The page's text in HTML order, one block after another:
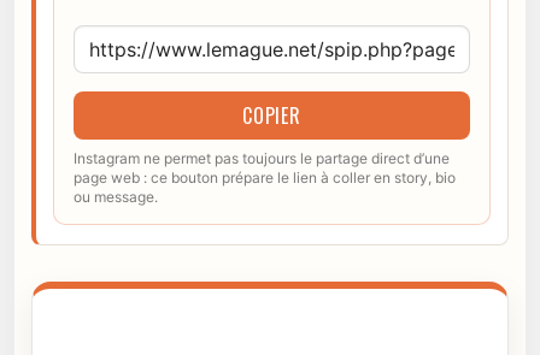
COPIER
Instagram ne permet pas toujours le partage direct d’une
page web : ce bouton prépare le lien à coller en story, bio
ou message.